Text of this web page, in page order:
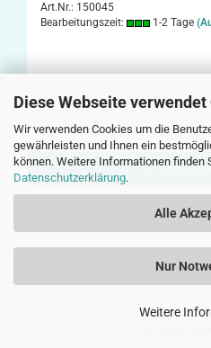
Diese Webseite verwendet
Wir verwenden Cookies um die
gewährleisten und Ihnen ein
können. Weitere Informationen finden
Datenschutzerklärung.
Alle
Nur
Weitere
Art.Nr.: 150045
Bearbeitungszeit:
1-2 Tage
IN DEN